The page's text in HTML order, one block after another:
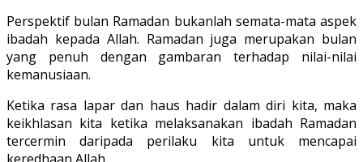
Perspektif bulan Ramadan bukanlah semata-mata aspek
ibadah kepada Allah. Ramadan juga merupakan bulan
yang penuh dengan gambaran terhadap nilai-nilai
kemanusiaan.
Ketika rasa lapar dan haus hadir dalam diri kita, maka
keikhlasan kita ketika melaksanakan ibadah Ramadan
tercermin daripada perilaku kita untuk mencapai